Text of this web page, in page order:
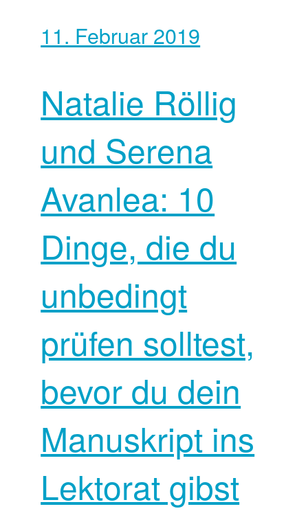
11. Februar 2019
Natalie Röllig
und Serena
Avanlea: 10
Dinge, die du
unbedingt
prüfen solltest,
bevor du dein
Manuskript ins
Lektorat gibst